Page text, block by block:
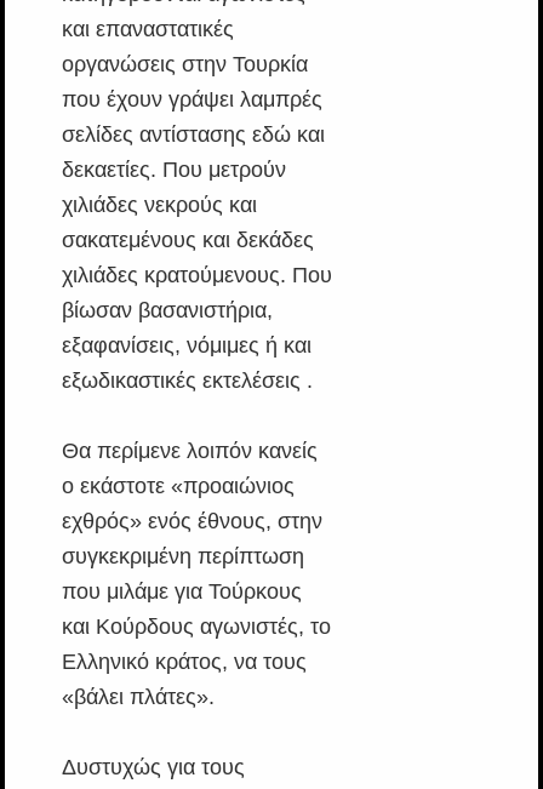
και επαναστατικές
οργανώσεις στην Τουρκία
που έχουν γράψει λαμπρές
σελίδες αντίστασης εδώ και
δεκαετίες. Που μετρούν
χιλιάδες νεκρούς και
σακατεμένους και δεκάδες
χιλιάδες κρατούμενους. Που
βίωσαν βασανιστήρια,
εξαφανίσεις, νόμιμες ή και
εξωδικαστικές εκτελέσεις .
Θα περίμενε λοιπόν κανείς
ο εκάστοτε «προαιώνιος
εχθρός» ενός έθνους, στην
συγκεκριμένη περίπτωση
που μιλάμε για Τούρκους
και Κούρδους αγωνιστές, το
Ελληνικό κράτος, να τους
«βάλει πλάτες».
Δυστυχώς για τους